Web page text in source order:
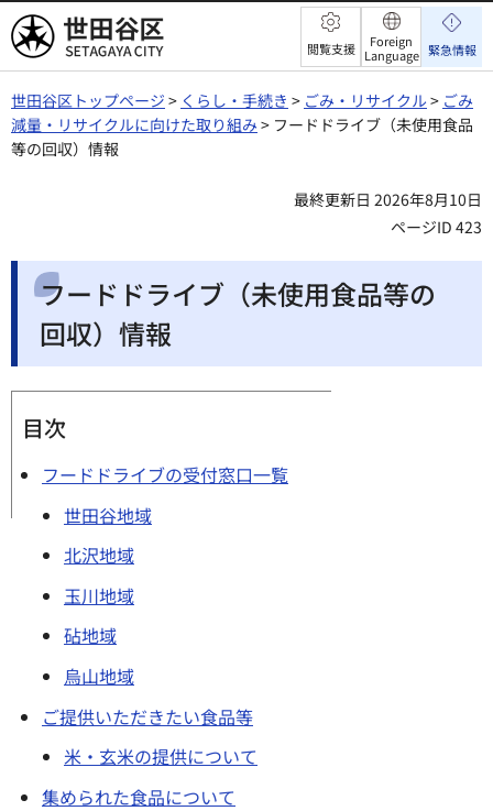
世田谷区 閲覧支援
Foreign
Language 緊急情報
世田谷区トップページ > くらし・手続き > ごみ・リサイクル > ごみ
減量・リサイクルに向けた取り組み > フードドライブ（未使用食品
等の回収）情報
最終更新日 2026年8月10日
ページID 423
フードドライブ（未使用食品等の
回収）情報
目次
フードドライブの受付窓口一覧
世田谷地域
北沢地域
玉川地域
砧地域
烏山地域
ご提供いただきたい食品等
米・玄米の提供について
集められた食品について